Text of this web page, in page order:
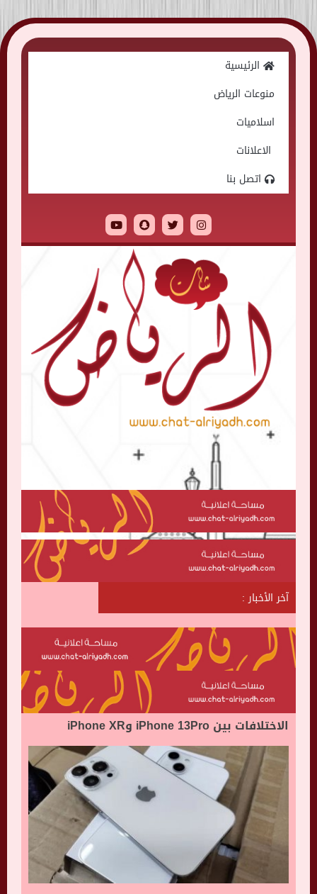
Skip
to
الرئيسية
منوعات الرياض
اسلاميات
الاعلانات
اتصل بنا
آخر الأخبار :
الاختلافات بين iPhone 13Pro وiPhone XR